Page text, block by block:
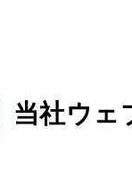
当社ウェ